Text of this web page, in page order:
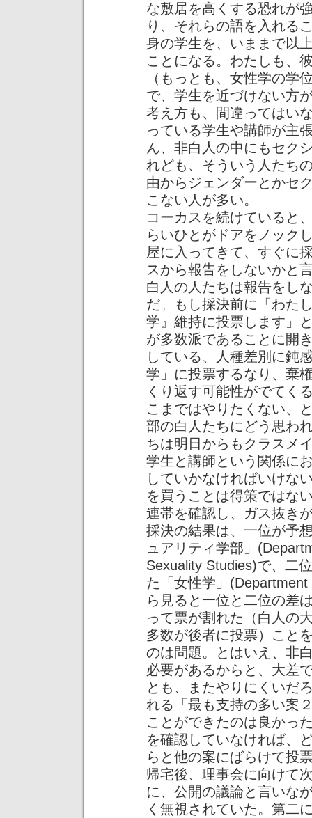
な敷居を高くする恐れが
り、それらの語を入れる
身の学生を、いままで以
ことになる。わたしも、
（もっとも、女性学の学
で、学生を近づけない方
考え方も、間違ってはい
っている学生や講師が主
ん、非白人の中にもセク
れども、そういう人たち
由からジェンダーとかセ
こない人が多い。
コーカスを続けていると
らいひとがドアをノック
屋に入ってきて、すぐに
スから報告をしないかと
白人の人たちは報告をし
だ。もし採決前に「わた
学』維持に投票します」
が多数派であることに開
している、人種差別に鈍
学」に投票するなり、棄
くり返す可能性がでてく
こまではやりたくない、
部の白人たちにどう思わ
ちは明日からもクラスメ
学生と講師という関係に
していかなければいけな
を買うことは得策ではな
連帯を確認し、ガス抜き
採決の結果は、一位が予
ュアリティ学部」
Sexuality Studies)で、二
た「女性学」
ら見ると一位と二位の差
って票が割れた（白人の
多数が後者に投票）こと
のは問題。とはいえ、非
必要があるからと、大差
とも、またやりにくいだ
れる「最も支持の多い案
ことができたのは良かっ
を確認していなければ、
らと他の案にばらけて投
帰宅後、理事会に向けて
に、公開の議論と言いな
く無視されていた。第二